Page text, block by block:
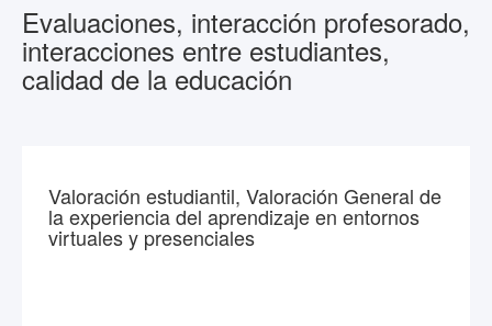
Evaluaciones, interacción profesorado,
interacciones entre estudiantes,
calidad de la educación
Valoración estudiantil, Valoración General de
la experiencia del aprendizaje en entornos
virtuales y presenciales